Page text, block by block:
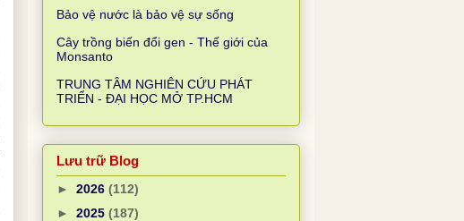
Bảo vệ nước là bảo vệ sự sống
Cây trồng biến đổi gen - Thế giới của
Monsanto
TRUNG TÂM NGHIÊN CỨU PHÁT
TRIỂN - ĐẠI HỌC MỞ TP.HCM
Lưu trữ Blog
► 2026 (112)
► 2025 (187)